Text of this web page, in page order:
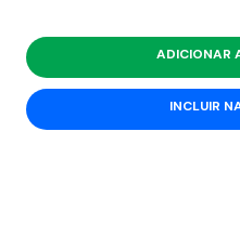
ADICIONAR
INCLUIR